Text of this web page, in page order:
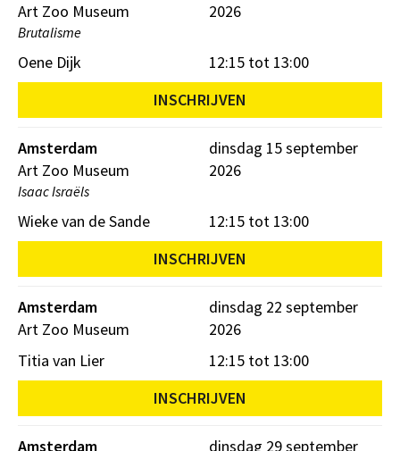
Art Zoo Museum
Brutalisme
2026
12:15 tot 13:00
Oene Dijk
INSCHRIJVEN
Amsterdam
Art Zoo Museum
Isaac Israëls
dinsdag 15 september
2026
12:15 tot 13:00
Wieke van de Sande
INSCHRIJVEN
Amsterdam
Art Zoo Museum
dinsdag 22 september
2026
12:15 tot 13:00
Titia van Lier
INSCHRIJVEN
Amsterdam
dinsdag 29 september